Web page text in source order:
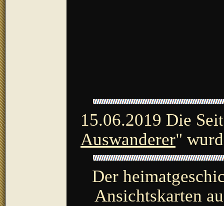
15.06.2019 Die
Auswanderer"
Der
Ansichtskarten